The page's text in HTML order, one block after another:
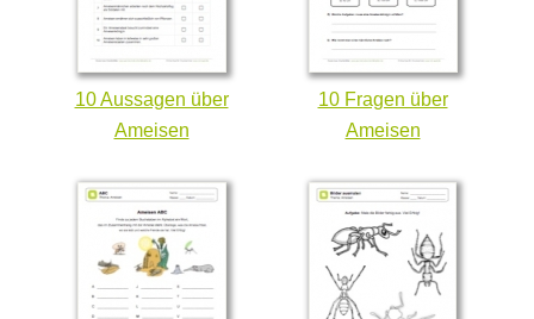
10 Aussagen über
Ameisen
10 Fragen über
Ameisen